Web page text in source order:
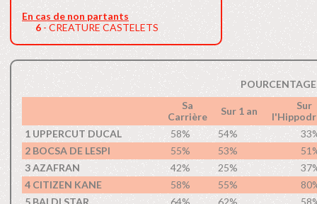
En cas de non partants
6- CREATURE CASTELETS
Sa
Carrière
Sur 1 an
Sur
1 UPPERCUT DUCAL
58% 54%
2 BOCSA DE LESPI
55% 53%
3 AZAFRAN
42% 25%
4 CITIZEN KANE
58% 55%
5 BALDI STAR
64% 62%